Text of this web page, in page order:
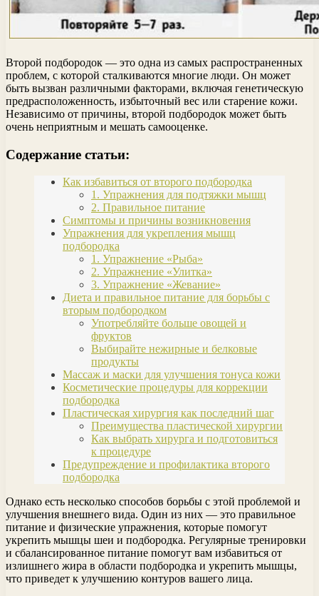
Второй подбородок — это одна из самых распространенных
проблем, с которой сталкиваются многие люди. Он может
быть вызван различными факторами, включая генетическую
предрасположенность, избыточный вес или старение кожи.
Независимо от причины, второй подбородок может быть
очень неприятным и мешать самооценке.
Содержание статьи:
Как избавиться от второго подбородка
1. Упражнения для подтяжки мышц
2. Правильное питание
Симптомы и причины возникновения
Упражнения для укрепления мышц
подбородка
1. Упражнение «Рыба»
2. Упражнение «Улитка»
3. Упражнение «Жевание»
Диета и правильное питание для борьбы с
вторым подбородком
Употребляйте больше овощей и
фруктов
Выбирайте нежирные и белковые
продукты
Массаж и маски для улучшения тонуса кожи
Косметические процедуры для коррекции
подбородка
Пластическая хирургия как последний шаг
Преимущества пластической хирургии
Как выбрать хирурга и подготовиться
к процедуре
Предупреждение и профилактика второго
подбородка
Однако есть несколько способов борьбы с этой проблемой и
улучшения внешнего вида. Один из них — это правильное
питание и физические упражнения, которые помогут
укрепить мышцы шеи и подбородка. Регулярные тренировки
и сбалансированное питание помогут вам избавиться от
излишнего жира в области подбородка и укрепить мышцы,
что приведет к улучшению контуров вашего лица.